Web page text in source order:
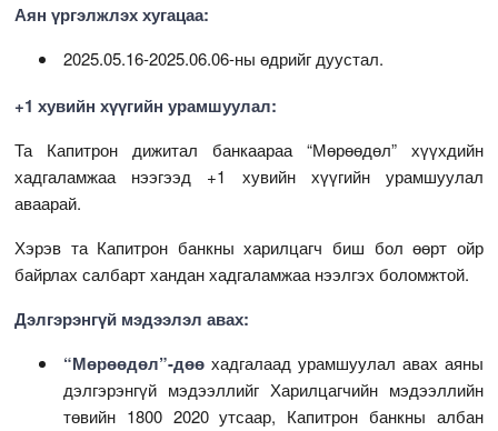
Аян үргэлжлэх хугацаа:
2025.05.16-2025.06.06-ны өдрийг дуустал.
+1 хувийн хүүгийн урамшуулал:
Та Капитрон дижитал банкаараа “Мөрөөдөл” хүүхдийн
хадгаламжаа нээгээд +1 хувийн хүүгийн урамшуулал
аваарай.
Хэрэв та Капитрон банкны харилцагч биш бол өөрт ойр
байрлах салбарт хандан хадгаламжаа нээлгэх боломжтой.
Дэлгэрэнгүй мэдээлэл авах:
“Мөрөөдөл”-дөө хадгалаад урамшуулал авах аяны
дэлгэрэнгүй мэдээллийг Харилцагчийн мэдээллийн
төвийн 1800 2020 утсаар, Капитрон банкны албан